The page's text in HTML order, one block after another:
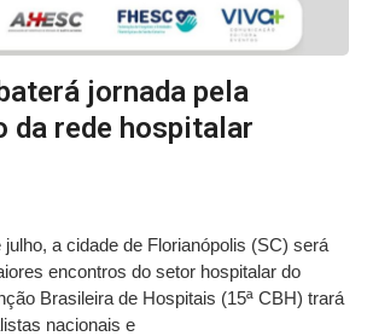
jornada pela
da rede hospitalar
a cidade de Florianópolis (SC) será
encontros do setor hospitalar do
Brasileira de Hospitais (15ª CBH) trará
nacionais e